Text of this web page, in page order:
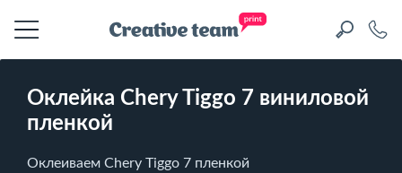
Оклейка Chery Tiggo 7 виниловой
пленкой
Оклеиваем Chery Tiggo 7 пленкой